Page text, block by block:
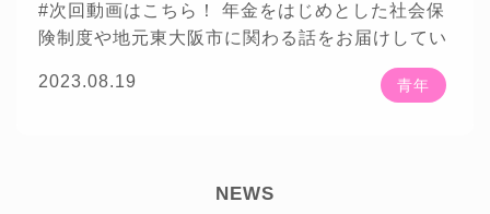
A...★株式会社ベンド Bend Inc.様が運営する資
格総合サイト「資格times」に掲載されました！
https://shikakutimes.jp/sharoushi/2637
★東洋
経済新報社様が発刊する「週刊東洋経済2022年2
様が運営するWebメディア「料金相場.jp」で掲
#次回動画はこちら！
年金をはじめとした社会保
険制度や地元東大阪市に関わる話をお届けしてい
20代～30代までの青年世代の方から頂
いた質問について、社労士Youtuberとして、また
・・・・・・・・・・・・・・・・・・・・・・・・
2023.08.19 青年
NEWS